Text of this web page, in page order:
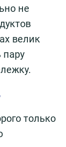
не
велик
пару
только